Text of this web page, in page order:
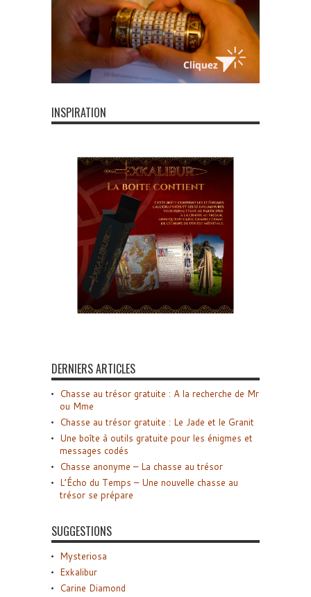
INSPIRATION
DERNIERS ARTICLES
Chasse au trésor gratuite : A la recherche de Mr
ou Mme
Chasse au trésor gratuite : Le Jade et le Granit
Une boîte à outils gratuite pour les énigmes et
messages codés
Chasse anonyme – La chasse au trésor
L’Écho du Temps – Une nouvelle chasse au
trésor se prépare
SUGGESTIONS
Mysteriosa
Exkalibur
Carine Diamond